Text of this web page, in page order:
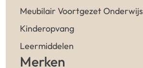
Meubilair Voortgezet Onderwijs
Kinderopvang
Leermiddelen
Merken